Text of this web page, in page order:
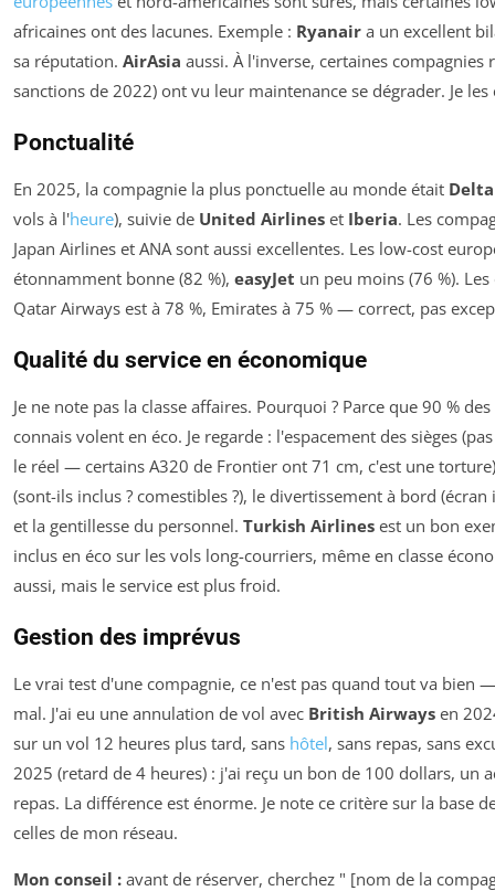
africaines ont des lacunes. Exemple : Ryanair a un excellent
sa réputation. AirAsia aussi. À l'inverse, certaines compagnies
sanctions de 2022) ont vu leur maintenance se dégrader. Je les
Ponctualité
En 2025, la compagnie la plus ponctuelle au monde était
vols à l'heure), suivie de United Airlines et Iberia. Les
Japan Airlines et ANA sont aussi excellentes. Les low-cost
étonnamment bonne (82 %), easyJet un peu moins (76 %).
Qatar Airways est à 78 %, Emirates à 75 % — correct, pas
Qualité du service en économique
Je ne note pas la classe affaires. Pourquoi ? Parce que 90 %
connais volent en éco. Je regarde : l'espacement des sièges
le réel — certains A320 de Frontier ont 71 cm, c'est une
(sont-ils inclus ? comestibles ?), le divertissement à bord (écran
et la gentillesse du personnel. Turkish Airlines est un bon
inclus en éco sur les vols long-courriers, même en classe
aussi, mais le service est plus froid.
Gestion des imprévus
Le vrai test d'une compagnie, ce n'est pas quand tout va bien
mal. J'ai eu une annulation de vol avec British Airways en
sur un vol 12 heures plus tard, sans hôtel, sans repas, sans
2025 (retard de 4 heures) : j'ai reçu un bon de 100 dollars, un
repas. La différence est énorme. Je note ce critère sur la base
celles de mon réseau.
Mon conseil : avant de réserver, cherchez " [nom de la